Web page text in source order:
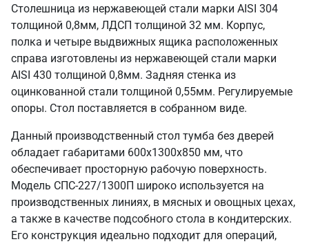
Столешница из нержавеющей стали марки AISI 304
толщиной 0,8мм, ЛДСП толщиной 32 мм. Корпус,
полка и четыре выдвижных ящика расположенных
справа изготовлены из нержавеющей стали марки
AISI 430 толщиной 0,8мм. Задняя стенка из
оцинкованной стали толщиной 0,55мм. Регулируемые
опоры. Стол поставляется в собранном виде.
Данный производственный стол тумба без дверей
обладает габаритами 600х1300х850 мм, что
обеспечивает просторную рабочую поверхность.
Модель СПС-227/1300П широко используется на
производственных линиях, в мясных и овощных цехах,
а также в качестве подсобного стола в кондитерских.
Его конструкция идеально подходит для операций,